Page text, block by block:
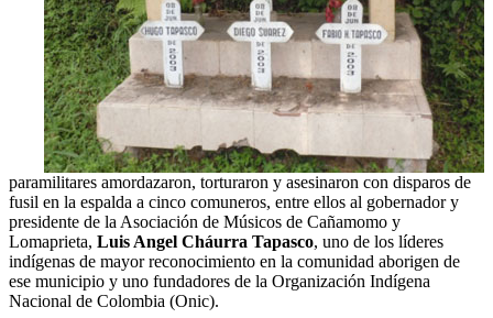
paramilitares amordazaron, torturaron y asesinaron con disparos de
fusil en la espalda a cinco comuneros, entre ellos al gobernador y
presidente de la Asociación de Músicos de Cañamomo y
Lomaprieta, Luis Angel Cháurra Tapasco, uno de los líderes
indígenas de mayor reconocimiento en la comunidad aborigen de
ese municipio y uno fundadores de la Organización Indígena
Nacional de Colombia (Onic).